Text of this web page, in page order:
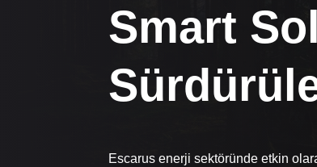
Smart
Escarus enerji sektöründe etkin